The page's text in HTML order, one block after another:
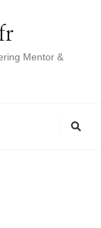
Mentor &